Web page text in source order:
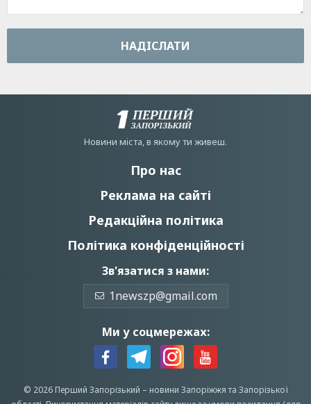
НАДIСЛАТИ
Новини мiста, в якому ти живеш.
Про нас
Реклама на сайті
Редакційна політика
Політика конфіденційності
Зв'язатися з нами:
1newszp@gmail.com
Ми у соцмережах:
© 2026 Перший Запорізький – новини Запоріжжята Запорізької